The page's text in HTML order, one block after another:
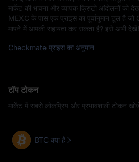
मार्केट की भावना और व्यापक क्रिप्टो आंदोलनों को
MEXC के पास एक प्राइस का पूर्वानुमान टूल है जो
मापने में आपकी सहायता कर सकता है? इसे अभी देखें!
Checkmate प्राइस का अनुमान
टॉप टोकन
मार्केट में सबसे लोकप्रिय और प्रभावशाली टोकन
BTC क्या है